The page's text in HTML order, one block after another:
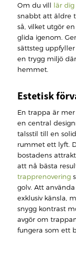
Om du vill lär
snabbt att äldre
så, vilket utgör
glida igenom.
sättsteg
en trygg miljö
hemmet.
Estetisk
En trappa är
en central
talsstil till en
rummet ett lyft.
bostadens
att nå bästa
trapprenovering
golv. Att
exklusiv känsla,
snygg kontrast
avgör om
fungera som ett